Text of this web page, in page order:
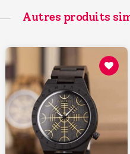
Autres produits
50.00